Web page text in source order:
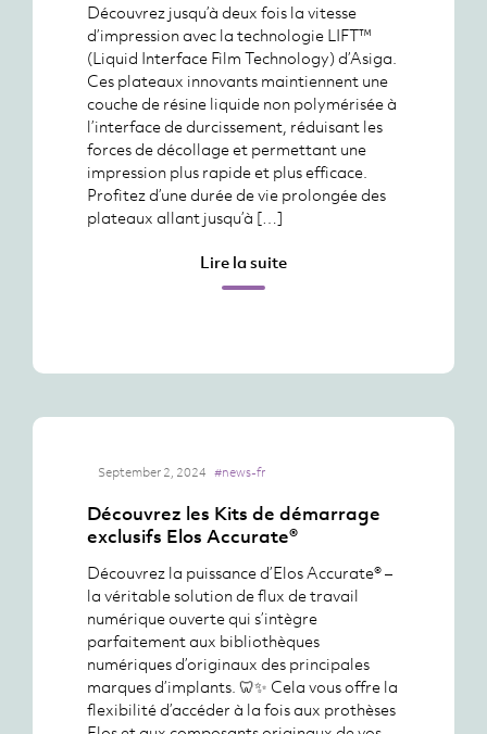
Découvrez jusqu’à deux fois la vitesse
d’impression avec la technologie LIFT™
(Liquid Interface Film Technology) d’Asiga.
Ces plateaux innovants maintiennent une
couche de résine liquide non polymérisée à
l’interface de durcissement, réduisant les
forces de décollage et permettant une
impression plus rapide et plus efficace.
Profitez d’une durée de vie prolongée des
plateaux allant jusqu’à […]
Lire la suite
September 2, 2024 #news-fr
Découvrez les Kits de démarrage
exclusifs Elos Accurate®
Découvrez la puissance d’Elos Accurate® –
la véritable solution de flux de travail
numérique ouverte qui s’intègre
parfaitement aux bibliothèques
numériques d’originaux des principales
marques d’implants. 🦷✨ Cela vous offre la
flexibilité d’accéder à la fois aux prothèses